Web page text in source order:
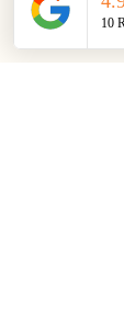
parapente